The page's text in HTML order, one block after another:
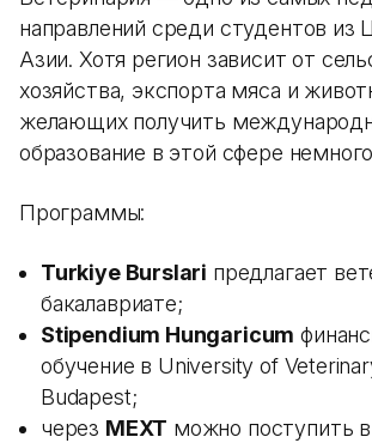
направлений среди студентов из
Азии. Хотя регион зависит от
хозяйства, экспорта мяса и
желающих получить
образование в этой сфере
Программы:
Turkiye Burslari предлагает
бакалавриате;
Stipendium Hungaricum
обучение в University of
Budapest;
через MEXT можно поступить